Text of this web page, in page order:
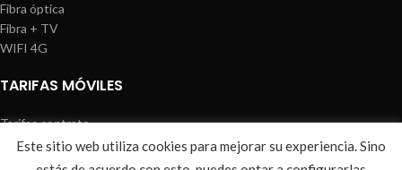
Fibra óptica
Fibra + TV
WIFI 4G
TARIFAS MÓVILES
Tarifas contrato
Tarifas prepago
WIREDOSAFE Aviso Legal Política de Cookies |Sitemap
Este sitio web utiliza cookies para mejorar su experiencia. Sino